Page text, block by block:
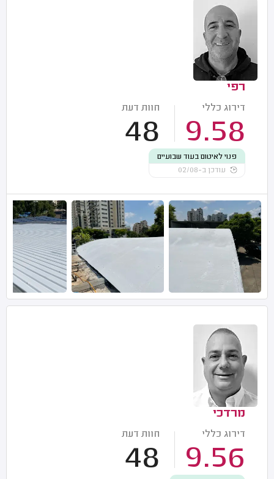
רפי
דירוג כללי
9.58
חוות דעת
48
פנוי לאיטום בעוד שבועיים
עודכן ב-02/08
מרדכי
דירוג כללי
9.56
חוות דעת
48